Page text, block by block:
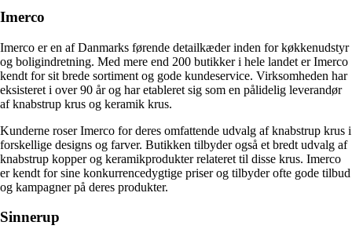
Imerco
Imerco er en af Danmarks førende detailkæder inden for køkkenudstyr
og boligindretning. Med mere end 200 butikker i hele landet er Imerco
kendt for sit brede sortiment og gode kundeservice. Virksomheden har
eksisteret i over 90 år og har etableret sig som en pålidelig leverandør
af knabstrup krus og keramik krus.
Kunderne roser Imerco for deres omfattende udvalg af knabstrup krus i
forskellige designs og farver. Butikken tilbyder også et bredt udvalg af
knabstrup kopper og keramikprodukter relateret til disse krus. Imerco
er kendt for sine konkurrencedygtige priser og tilbyder ofte gode tilbud
og kampagner på deres produkter.
Sinnerup